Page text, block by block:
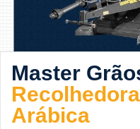
Master
Arábica